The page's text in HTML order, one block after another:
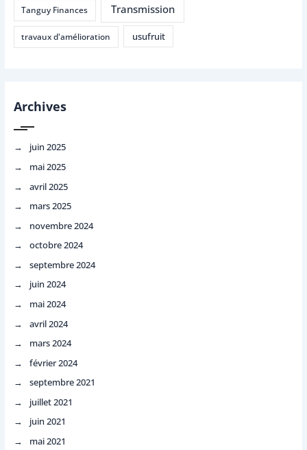
Tanguy Finances Transmission
travaux d'amélioration usufruit
Archives
juin 2025
mai 2025
avril 2025
mars 2025
novembre 2024
octobre 2024
septembre 2024
juin 2024
mai 2024
avril 2024
mars 2024
février 2024
septembre 2021
juillet 2021
juin 2021
mai 2021